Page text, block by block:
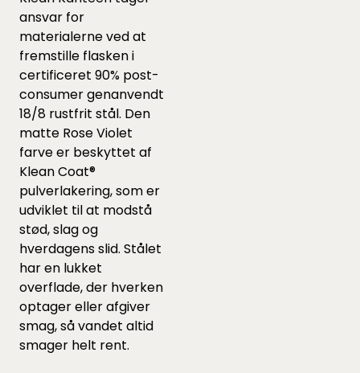
ansvar for
materialerne ved at
fremstille flasken i
certificeret 90% post-
consumer genanvendt
18/8 rustfrit stål. Den
matte Rose Violet
farve er beskyttet af
Klean Coat®
pulverlakering, som er
udviklet til at modstå
stød, slag og
hverdagens slid. Stålet
har en lukket
overflade, der hverken
optager eller afgiver
smag, så vandet altid
smager helt rent.